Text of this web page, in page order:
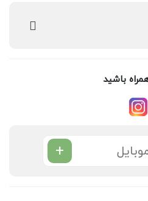
باشید
+